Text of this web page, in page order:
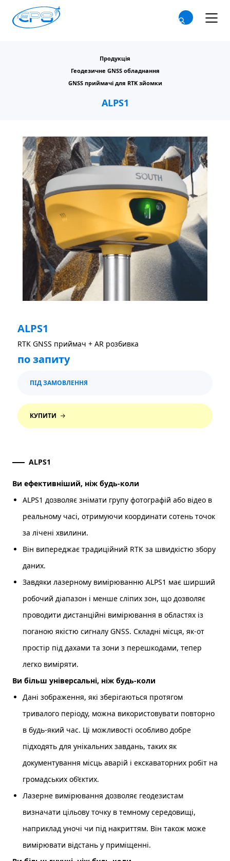
ALPS1
Продукція
Геодезичне GNSS обладнання
GNSS приймачі для RTK зйомки
ALPS1
RTK GNSS приймач + AR розбивка
по запиту
ПІД ЗАМОВЛЕННЯ
КУПИТИ
ALPS1
Ви ефективніший, ніж будь-коли
ALPS1 дозволяє знімати групу фотографій або відео в
реальному часі, отримуючи координати сотень точок
за лічені хвилини.
Він випереджає традиційний RTK за швидкістю збору
даних.
Завдяки лазерному вимірюванню ALPS1 має ширший
робочий діапазон і менше сліпих зон, що дозволяє
проводити дистанційні вимірювання в областях із
поганою якістю сигналу GNSS. Складні місця, як-от
простір під дахами та зони з перешкодами, тепер
легко виміряти.
Ви більш універсальні, ніж будь-коли
Дані зображення, які зберігаються протягом
тривалого періоду, можна використовувати повторно
в будь-який час. Ці можливості особливо добре
підходять для унікальних завдань, таких як
документування місць аварій і екскаваторних робіт на
громадських об’єктих.
Лазерне вимірювання дозволяє геодезистам
визначати цільову точку в темному середовищі,
наприклад уночі чи під накриттям. Він також може
вимірювати відстань у приміщенні.